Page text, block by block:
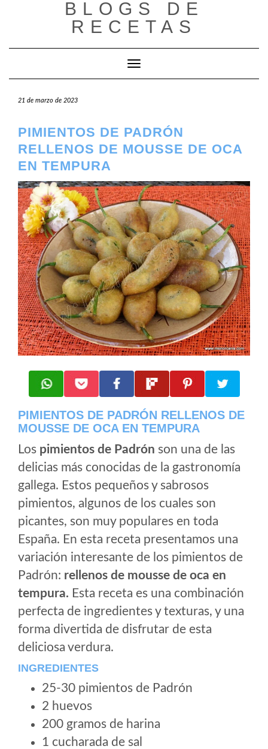
BLOGS DE
RECETAS
Cambiar modo de navegación
21 de marzo de 2023
PIMIENTOS DE PADRÓN
RELLENOS DE MOUSSE DE OCA
EN TEMPURA
PIMIENTOS DE PADRÓN RELLENOS DE
MOUSSE DE OCA EN TEMPURA
Los pimientos de Padrón son una de las
delicias más conocidas de la gastronomía
gallega. Estos pequeños y sabrosos
pimientos, algunos de los cuales son
picantes, son muy populares en toda
España. En esta receta presentamos una
variación interesante de los pimientos de
Padrón: rellenos de mousse de oca en
tempura. Esta receta es una combinación
perfecta de ingredientes y texturas, y una
forma divertida de disfrutar de esta
deliciosa verdura.
INGREDIENTES
25-30 pimientos de Padrón
2 huevos
200 gramos de harina
1 cucharada de sal